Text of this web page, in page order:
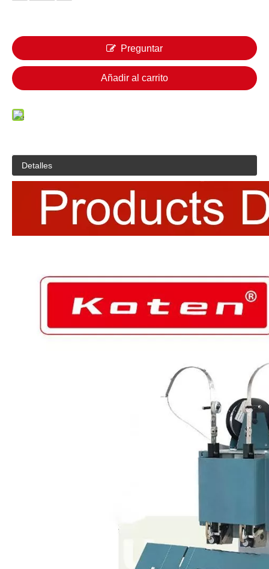
Preguntar
Añadir al carrito
Detalles